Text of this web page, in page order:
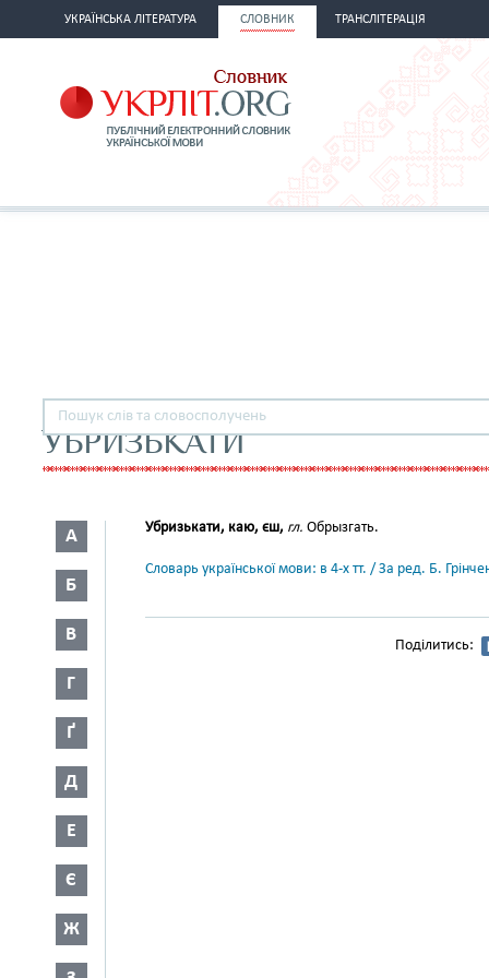
УКРАЇНСЬКА ЛІТЕРАТУРА СЛОВНИК ТРАНСЛІТЕРАЦІЯ
УБРИЗЬКАТИ
А
Б
В
Г
Ґ
Д
Е
Є
Ж
Убризькати, каю, єш, гл. Обрызгать.
Словарь української мови: в 4-х тт. / За ред. Б.
Поділитись: